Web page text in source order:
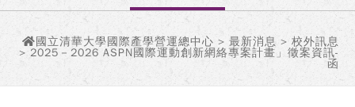
國立清華大學國際產學營運總中心 > 最新消息 > 校外訊息
> 2025－2026 ASPN國際運動創新網絡專案計畫」徵案資訊-
函